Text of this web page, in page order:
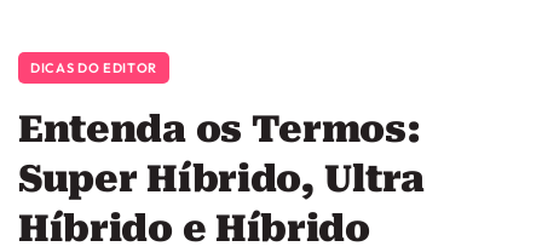
DICAS DO EDITOR
Entenda os Termos:
Super Híbrido, Ultra
Híbrido e Híbrido